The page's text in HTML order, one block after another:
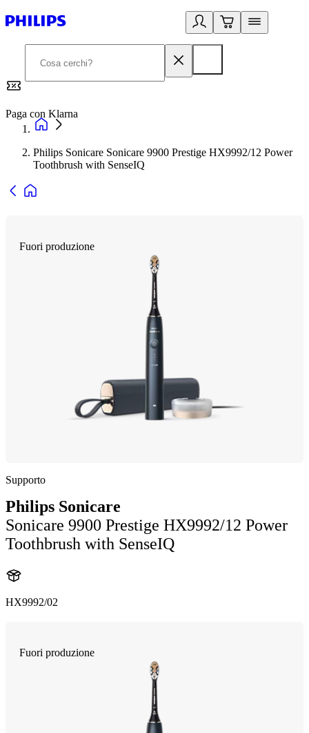
Paga con Klarna
Philips Sonicare Sonicare 9900 Prestige HX9992/12 Power
Toothbrush with SenseIQ
Fuori produzione
Supporto
Philips Sonicare
Sonicare 9900 Prestige HX9992/12 Power
Toothbrush with SenseIQ
HX9992/02
Fuori produzione